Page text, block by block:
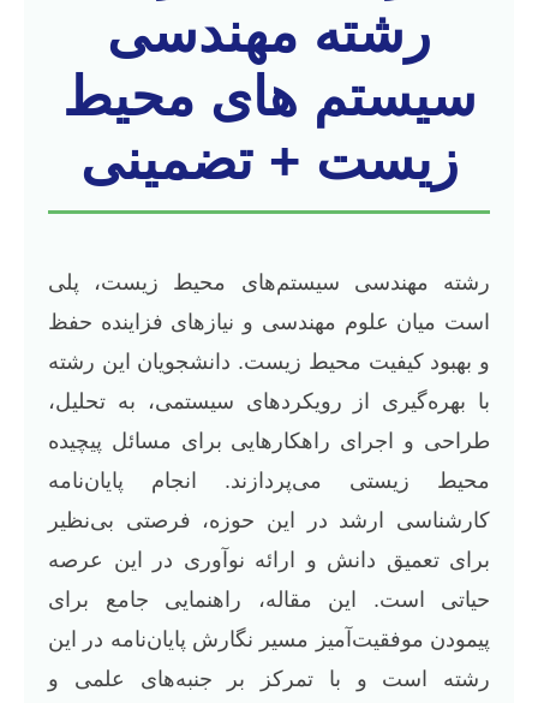
رشته مهندسی
سیستم های محیط
زیست + تضمینی
رشته مهندسی سیستم‌های محیط زیست، پلی
است میان علوم مهندسی و نیازهای فزاینده حفظ
و بهبود کیفیت محیط زیست. دانشجویان این رشته
با بهره‌گیری از رویکردهای سیستمی، به تحلیل،
طراحی و اجرای راهکارهایی برای مسائل پیچیده
محیط زیستی می‌پردازند. انجام پایان‌نامه
کارشناسی ارشد در این حوزه، فرصتی بی‌نظیر
برای تعمیق دانش و ارائه نوآوری در این عرصه
حیاتی است. این مقاله، راهنمایی جامع برای
پیمودن موفقیت‌آمیز مسیر نگارش پایان‌نامه در این
رشته است و با تمرکز بر جنبه‌های علمی و